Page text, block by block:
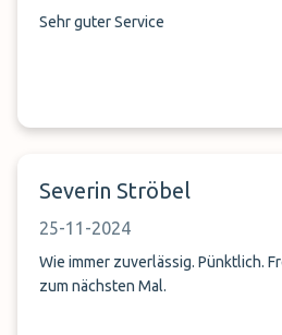
Sehr guter Service
Severin Ströbel
25-11-2024
Wie immer zuverlässig. Pünktlich.
zum nächsten Mal.